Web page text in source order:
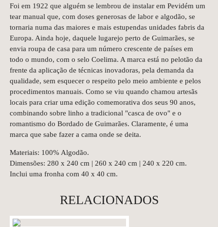
Foi em 1922 que alguém se lembrou de instalar em Pevidém um
tear manual que, com doses generosas de labor e algodão, se
tornaria numa das maiores e mais estupendas unidades fabris da
Europa. Ainda hoje, daquele lugarejo perto de Guimarães, se
envia roupa de casa para um número crescente de países em
todo o mundo, com o selo Coelima. A marca está no pelotão da
frente da aplicação de técnicas inovadoras, pela demanda da
qualidade, sem esquecer o respeito pelo meio ambiente e pelos
procedimentos manuais. Como se viu quando chamou artesãs
locais para criar uma edição comemorativa dos seus 90 anos,
combinando sobre linho a tradicional "casca de ovo" e o
romantismo do Bordado de Guimarães. Claramente, é uma
marca que sabe fazer a cama onde se deita.
Materiais: 100% Algodão.
Dimensões: 280 x 240 cm | 260 x 240 cm | 240 x 220 cm.
Inclui uma fronha com 40 x 40 cm.
RELACIONADOS